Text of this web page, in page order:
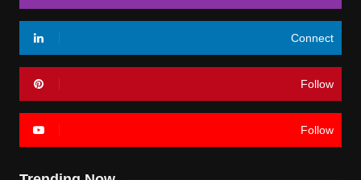
Connect
Follow
Follow